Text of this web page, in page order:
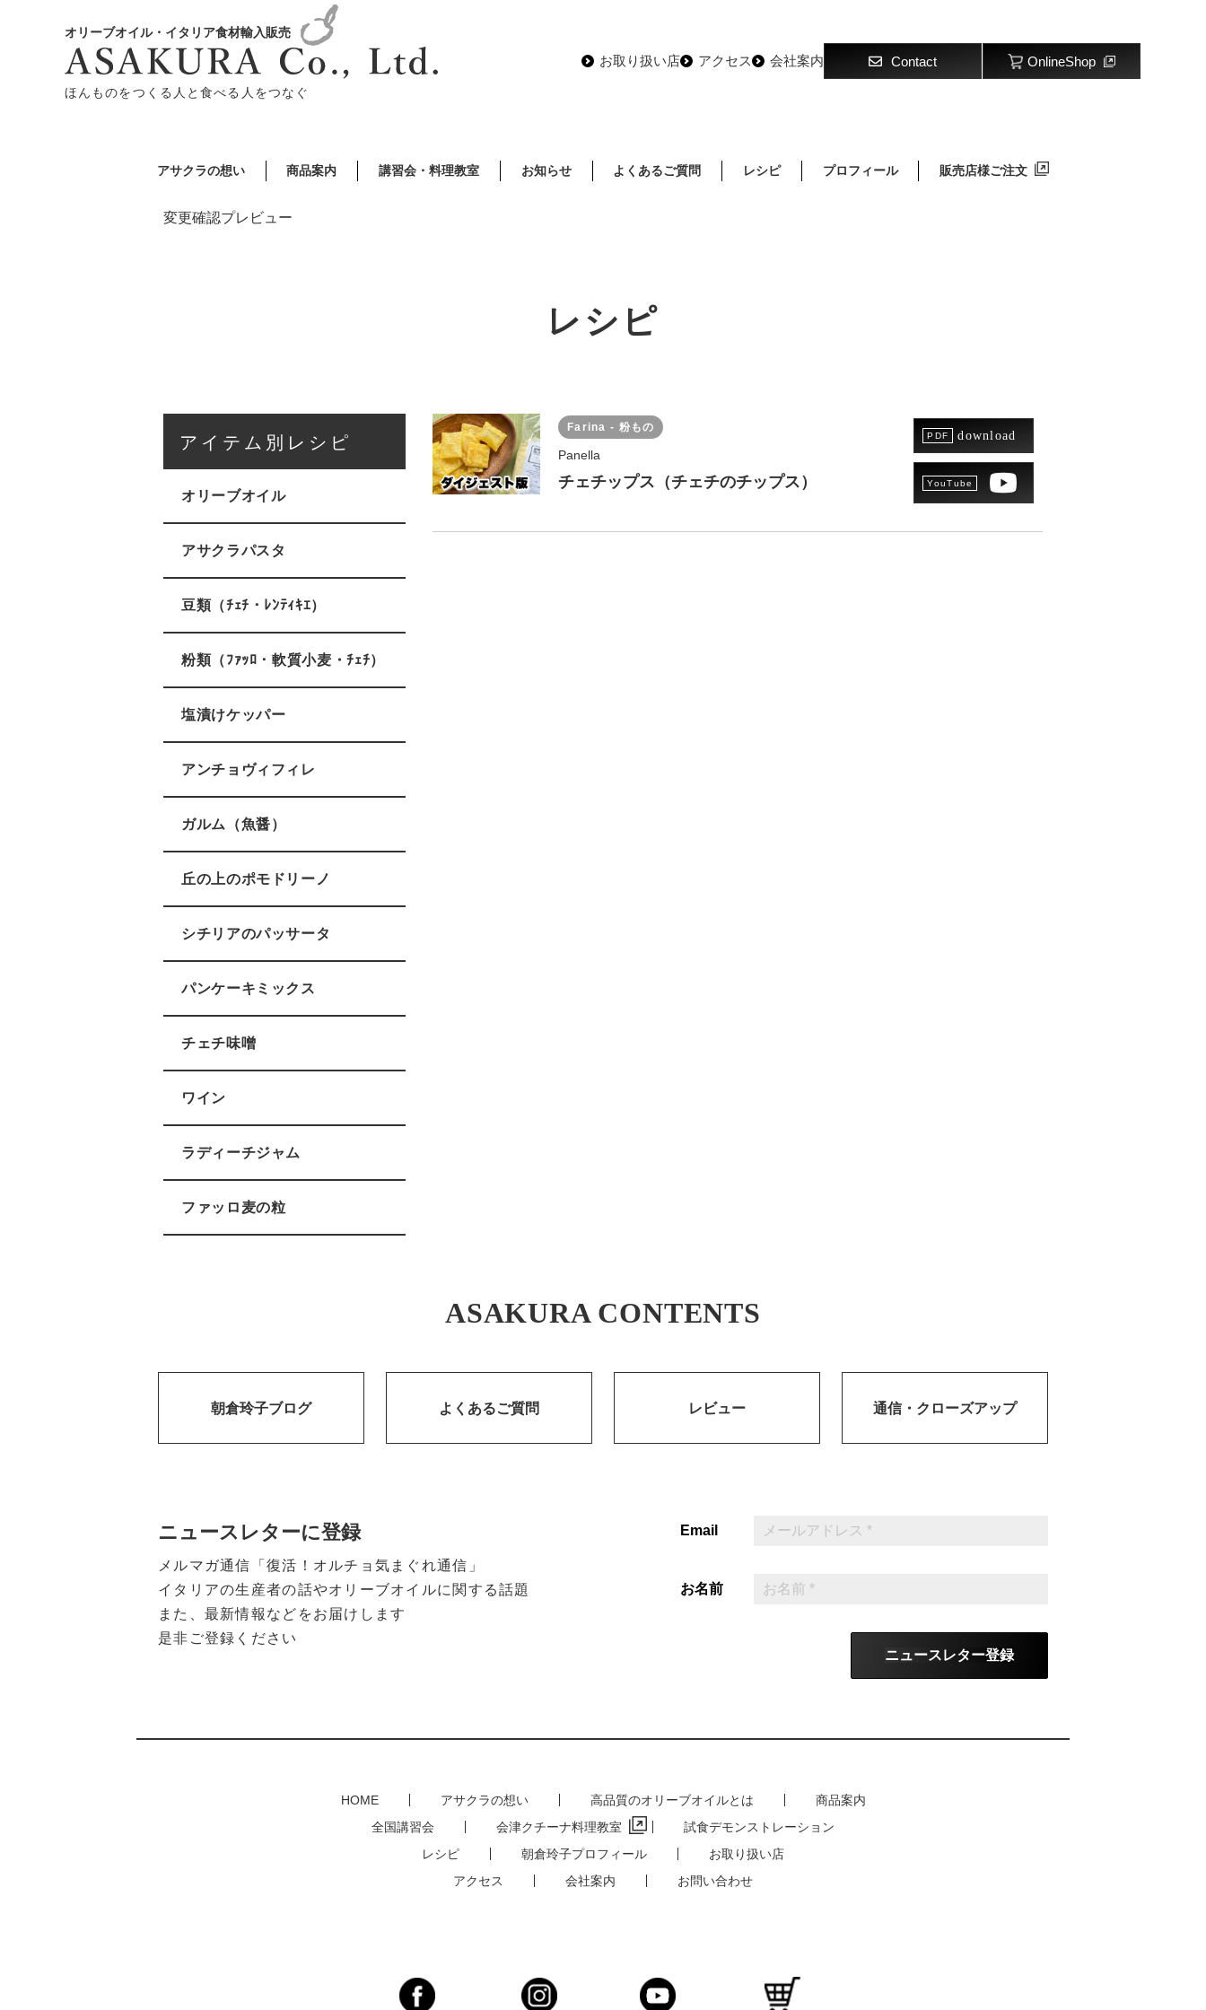
オリーブオイル・イタリア食材輸入販売
お取り扱い店 アクセス 会社案内 Contact OnlineShop
ほんものをつくる人と食べる人をつなぐ
アサクラの想い 商品案内 講習会・料理教室 お知らせ よくあるご質問 レシピ プロフィール 販売店様ご注文
変更確認プレビュー
レシピ
Farina - 粉もの
Panella
チェチップス（チェチのチップス）
download
アイテム別レシピ
オリーブオイル
アサクラパスタ
豆類（ﾁｪﾁ・ﾚﾝﾃｨｷｴ）
粉類（ﾌｧｯﾛ・軟質小麦・ﾁｪﾁ）
塩漬けケッパー
アンチョヴィフィレ
ガルム（魚醤）
丘の上のポモドリーノ
シチリアのパッサータ
パンケーキミックス
チェチ味噌
ワイン
ラディーチジャム
ファッロ麦の粒
ASAKURA CONTENTS
朝倉玲子ブログ よくあるご質問 レビュー 通信・ クローズアップ
ニュースレターに登録
メルマガ通信「復活！オルチョ気まぐれ通信」
イタリアの生産者の話やオリーブオイルに関する話題
また、最新情報などをお届けします
是非ご登録ください
Email
お名前
ニュースレター登録
HOME アサクラの想い 高品質のオリーブオイルとは
商品案内
全国講習会
会津クチーナ料理教室
試食デモンストレーション
レシピ
朝倉玲子プロフィール
お取り扱い店
アクセス
会社案内 お問い合わせ